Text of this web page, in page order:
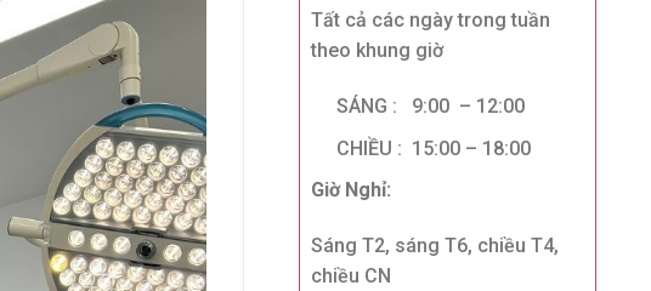
Tất cả các ngày trong tuần
theo khung giờ
SÁNG : 9:00 – 12:00
CHIỀU : 15:00 – 18:00
Giờ Nghỉ:
Sáng T2, sáng T6, chiều T4,
chiều CN